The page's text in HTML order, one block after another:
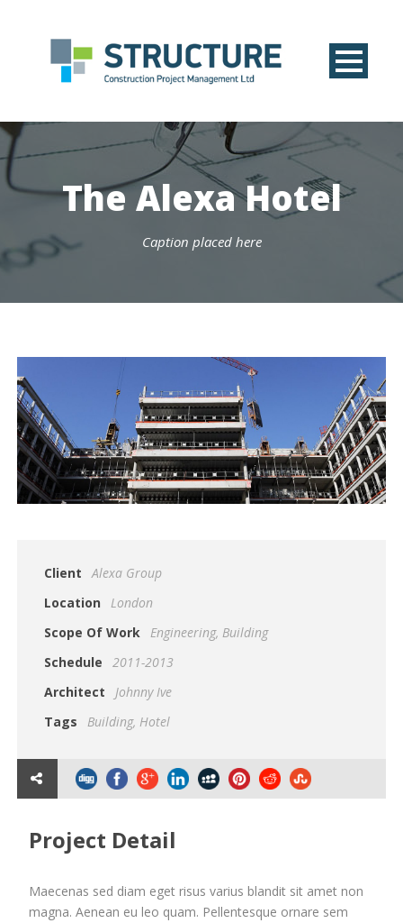
The Alexa Hotel
Caption placed here
Client
Alexa Group
Location
London
Scope Of Work
Engineering, Building
Schedule
2011-2013
Architect
Johnny Ive
Tags
Building, Hotel
Project Detail
Maecenas sed diam eget risus varius blandit sit amet non
magna. Aenean eu leo quam. Pellentesque ornare sem